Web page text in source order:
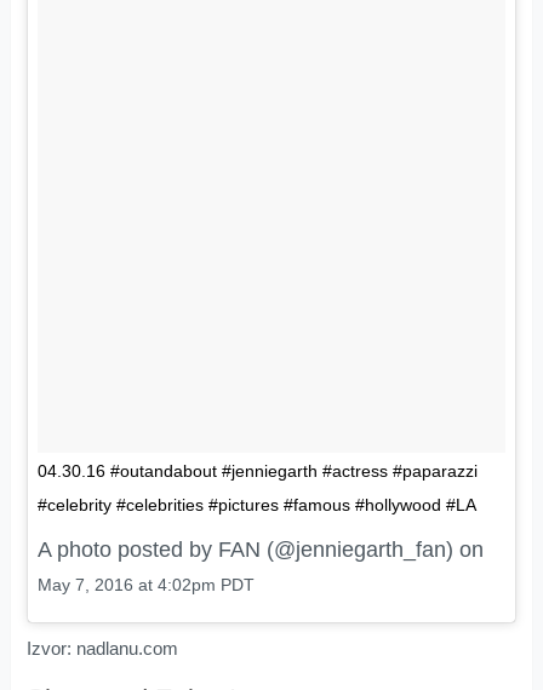
04.30.16 #outandabout #jenniegarth #actress #paparazzi
#celebrity #celebrities #pictures #famous #hollywood #LA
A photo posted by FAN (@jenniegarth_fan) on
May 7, 2016 at 4:02pm PDT
Izvor: nadlanu.com